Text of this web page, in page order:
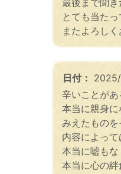
とても当た
またよろしく
日付：
辛いことがあ
本当に親身に
みえたものを
内容によって
本当に嘘もな
本当に心の絆